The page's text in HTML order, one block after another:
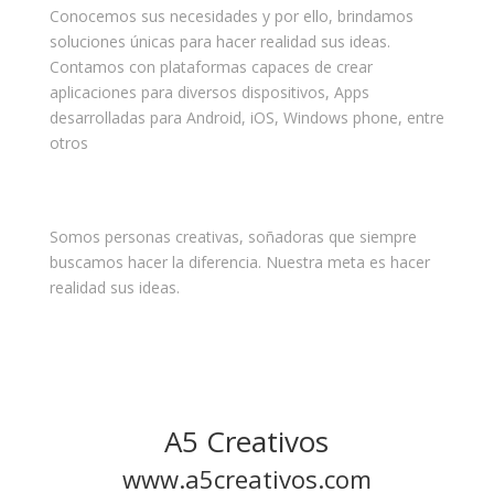
Conocemos sus necesidades y por ello, brindamos
soluciones únicas para hacer realidad sus ideas.
Contamos con plataformas capaces de crear
aplicaciones para diversos dispositivos, Apps
desarrolladas para Android, iOS, Windows phone, entre
otros
Somos personas creativas, soñadoras que siempre
buscamos hacer la diferencia. Nuestra meta es hacer
realidad sus ideas.
A5 Creativos
www.a5creativos.com